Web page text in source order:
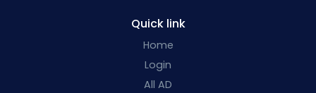
Quick link
Home
Login
All AD